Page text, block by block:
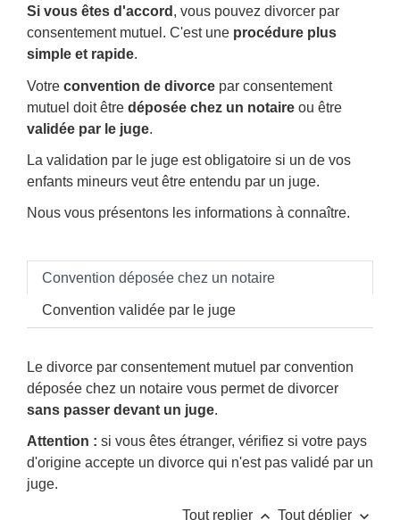
Si vous êtes d'accord , vous pouvez divorcer par
consentement mutuel. C'est une procédure plus
simple et rapide.
Votre convention de divorce par consentement
mutuel doit être déposée chez un notaire ou être
validée par le juge.
La validation par le juge est obligatoire si un de vos
enfants mineurs veut être entendu par un juge.
Nous vous présentons les informations à connaître.
Convention déposée chez un notaire
Convention validée par le juge
Le divorce par consentement mutuel par convention
déposée chez un notaire vous permet de divorcer
sans passer devant un juge.
Attention : si vous êtes étranger, vérifiez si votre pays
d'origine accepte un divorce qui n'est pas validé par un
juge.
Tout replier keyboard_arrow_up Tout déplier keyboard_arrow_down